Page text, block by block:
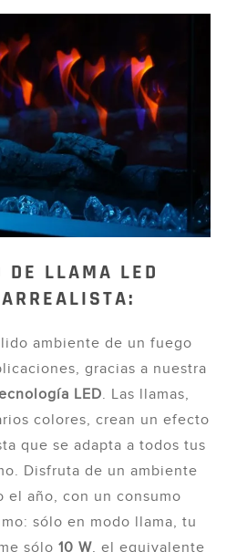
DE LLAMA LED
ambiente de un fuego
gracias a nuestra
LED. Las llamas,
colores, crean un efecto
que se adapta a todos tus
Disfruta de un ambiente
el año, con un consumo
sólo en modo llama, tu
sólo10 W, el equivalente